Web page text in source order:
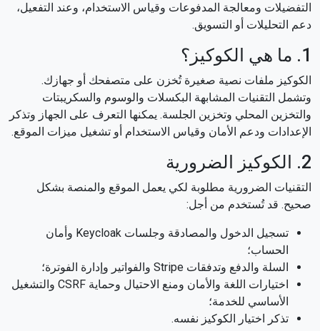
التفضيلات ومعالجة المدفوعات وقياس الاستخدام، وعند التفعيل،
دعم التحليلات أو التسويق.
1. ما هي الكوكيز؟
الكوكيز ملفات نصية صغيرة تُخزن على متصفحك أو جهازك.
وتشمل التقنيات المشابهة البكسلات والوسوم والسكريبتات
والتخزين المحلي وتخزين الجلسة. يمكنها التعرف على الجهاز وتذكر
الإعدادات ودعم الأمان وقياس الاستخدام أو تشغيل ميزات الموقع.
2. الكوكيز الضرورية
التقنيات الضرورية مطلوبة لكي يعمل الموقع والمنصة بشكل
صحيح. قد تُستخدم من أجل:
تسجيل الدخول والمصادقة وجلسات Keycloak وأمان
الحساب؛
السلة والدفع وتدفقات Stripe والفواتير وإدارة الفوترة؛
اختيارات اللغة والأمان ومنع الاحتيال وحماية CSRF والتشغيل
الأساسي للخدمة؛
تذكر اختيار الكوكيز نفسه.